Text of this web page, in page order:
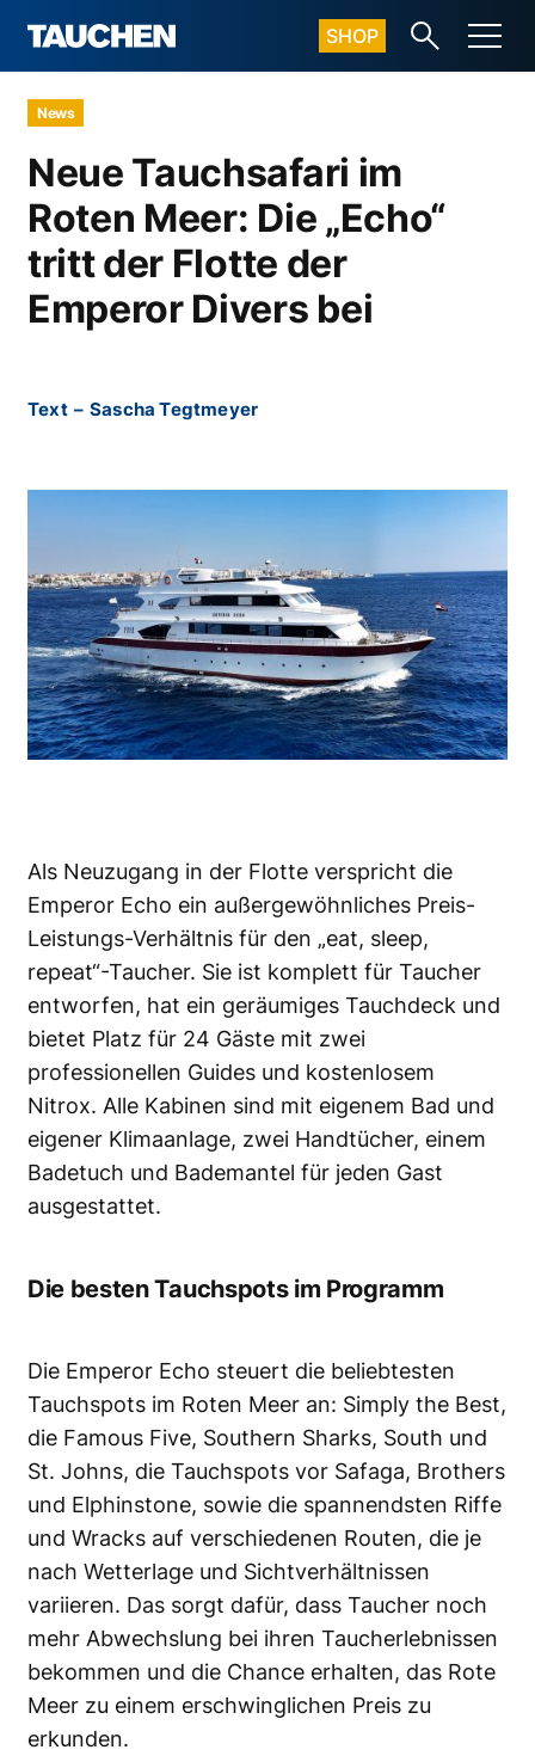
SHOP
News
Neue Tauchsafari im
Roten Meer: Die „Echo“
tritt der Flotte der
Emperor Divers bei
Text – Sascha Tegtmeyer
Als Neuzugang in der Flotte verspricht die
Emperor Echo ein außergewöhnliches Preis-
Leistungs-Verhältnis für den „eat, sleep,
repeat“-Taucher. Sie ist komplett für Taucher
entworfen, hat ein geräumiges Tauchdeck und
bietet Platz für 24 Gäste mit zwei
professionellen Guides und kostenlosem
Nitrox. Alle Kabinen sind mit eigenem Bad und
eigener Klimaanlage, zwei Handtücher, einem
Badetuch und Bademantel für jeden Gast
ausgestattet.
Die besten Tauchspots im Programm
Die Emperor Echo steuert die beliebtesten
Tauchspots im Roten Meer an: Simply the Best,
die Famous Five, Southern Sharks, South und
St. Johns, die Tauchspots vor Safaga, Brothers
und Elphinstone, sowie die spannendsten Riffe
und Wracks auf verschiedenen Routen, die je
nach Wetterlage und Sichtverhältnissen
variieren. Das sorgt dafür, dass Taucher noch
mehr Abwechslung bei ihren Taucherlebnissen
bekommen und die Chance erhalten, das Rote
Meer zu einem erschwinglichen Preis zu
erkunden.